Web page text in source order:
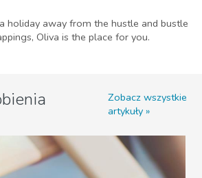
holiday away from the hustle and bustle
Oliva is the place for you.
Zobacz wszystkie
artykuły